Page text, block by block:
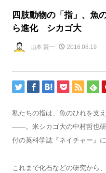
四肢動物の「指」、魚
ら進化 シカゴ大
山本 賢一 2016.08.19
私たちの指は、魚のひれを支
――。米シカゴ大の中村哲也
付の英科学誌『ネイチャー』に
これまで化石などの研究から、